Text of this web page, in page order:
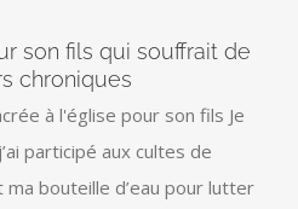
son fils qui souffrait de
chroniques
à l'église pour son fils Je
participé aux cultes de
ma bouteille d’eau pour lutter